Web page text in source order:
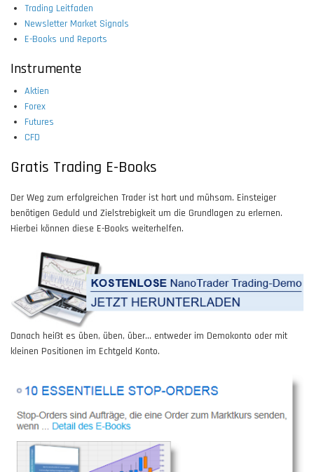
Trading Leitfaden
Newsletter Market Signals
E-Books und Reports
Instrumente
Aktien
Forex
Futures
CFD
Gratis Trading E-Books
Der Weg zum erfolgreichen Trader ist hart und mühsam. Einsteiger
benötigen Geduld und Zielstrebigkeit um die Grundlagen zu erlernen.
Hierbei können diese E-Books weiterhelfen.
Danach heißt es üben, üben, über... entweder im Demokonto oder mit
kleinen Positionen im Echtgeld Konto.